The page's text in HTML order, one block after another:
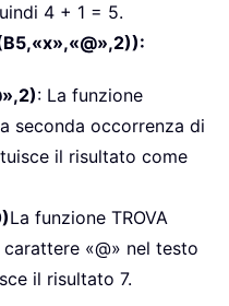
4 + 1 = 5.
: La funzione
seconda occorrenza di
il risultato come
La funzione TROVA
«@» nel testo
il risultato 7.